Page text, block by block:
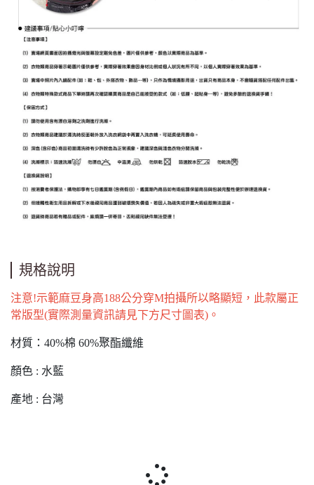
規格說明
注意!示範麻豆身高188公分穿M拍攝所以略顯短，此款屬正
常版型(實際測量資訊請見下方尺寸圖表)。
材質：40%棉 60%聚酯纖維
顏色 : 水藍
產地 : 台灣